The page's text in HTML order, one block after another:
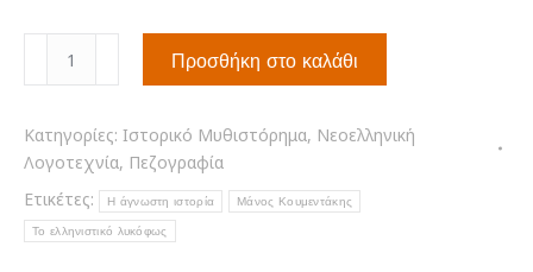
ποσότητα
Προσθήκη στο καλάθι
Κατηγορίες: Ιστορικό Μυθιστόρημα, Νεοελληνική
Λογοτεχνία, Πεζογραφία
Ετικέτες:
Η άγνωστη ιστορία Μάνος Κουμεντάκης
Το ελληνιστικό λυκόφως